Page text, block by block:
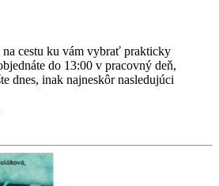
na cestu ku vám vybrať prakticky
do 13:00 v pracovný deň,
dnes, inak najneskôr nasledujúci